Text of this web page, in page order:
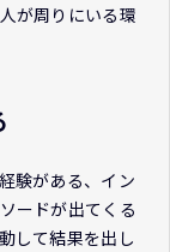
が周りにいる環
験がある、イン
ードが出てくる
して結果を出し